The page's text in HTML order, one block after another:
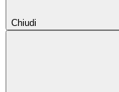
Chiudi